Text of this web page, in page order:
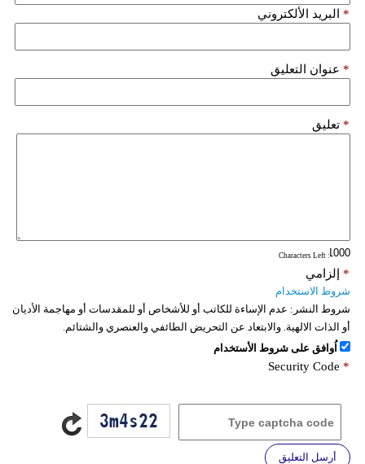
البريد الألكتروني *
عنوان التعليق *
تعليق *
: Characters Left
إلزامي *
شروط الاستخدام
شروط النشر: عدم الإساءة للكاتب أو للأشخاص أو للمقدسات أو مهاجمة الأديان
أو الذات الالهية. والابتعاد عن التحريض الطائفي والعنصري والشتائم.
اُوافق على شروط الأستخدام
Security Code *
أرسل التعليق